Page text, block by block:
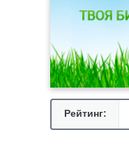
Рейтинг: